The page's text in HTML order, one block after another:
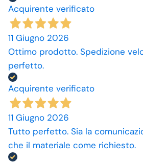
Acquirente verificato
11 Giugno 2026
Ottimo prodotto. Spedizione
perfetto.
Acquirente verificato
11 Giugno 2026
Tutto perfetto. Sia la
che il materiale come richiesto.